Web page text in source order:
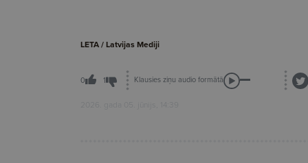
LETA / Latvijas Mediji
0 1 Klausies ziņu audio formātā
2026. gada 05. jūnijs, 14:39